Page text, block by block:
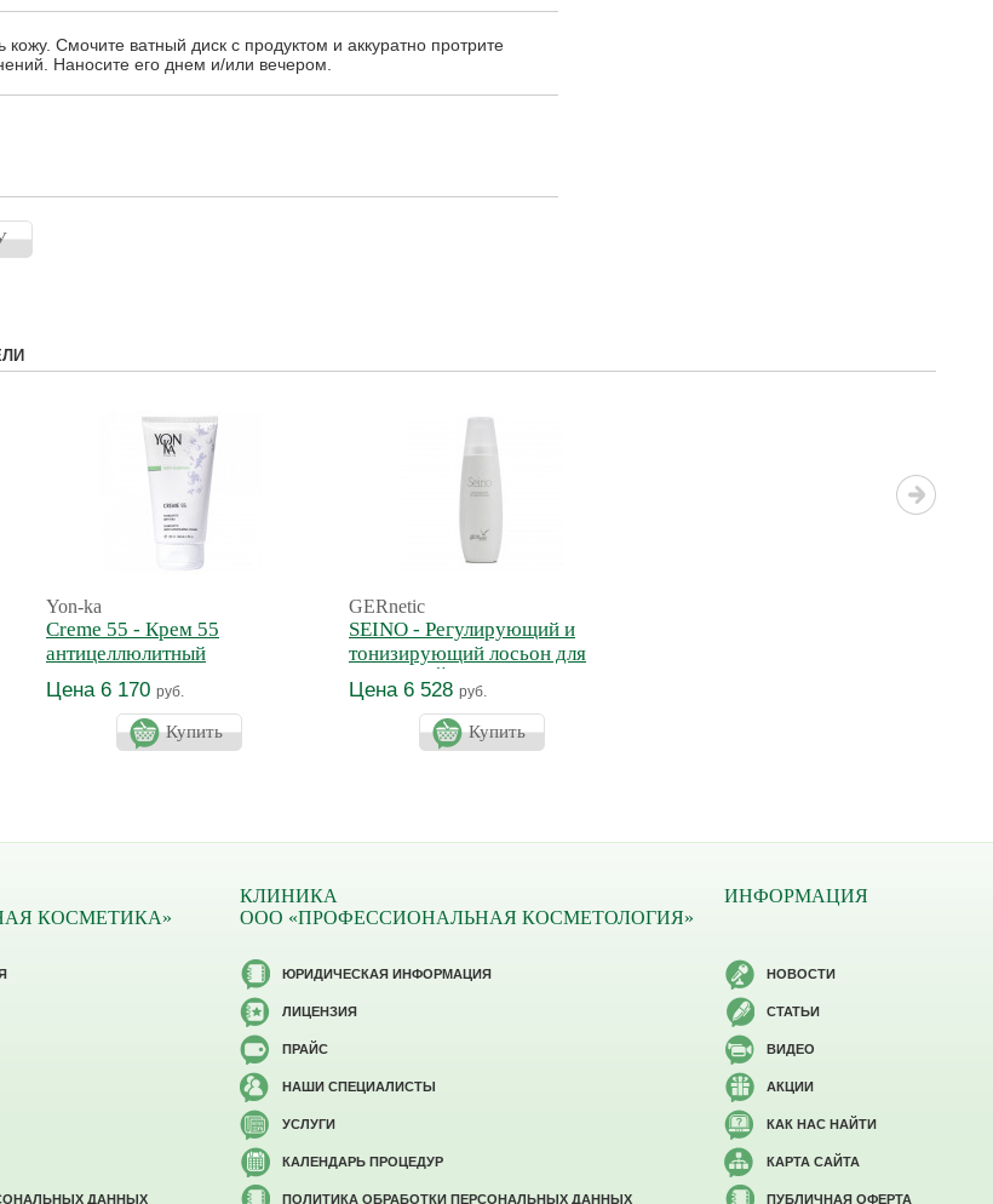
Смочите ватный диск с продуктом и аккуратно протрите
Наносите его днем и/или вечером.
Yon-ka
Creme 55 - Крем 55
антицеллюлитный
Цена 6 170 руб.
Купить
GERnetic
SEINO - Регулирующий и
тонизирующий лосьон для
бюста СЕЙНО
Цена 6 528 руб.
Купить
КОСМЕТИКА»
ДАННЫХ
КЛИНИКА
ООО «ПРОФЕССИОНАЛЬНАЯ КОСМЕТОЛОГИЯ»
ЮРИДИЧЕСКАЯ ИНФОРМАЦИЯ
ЛИЦЕНЗИЯ
ПРАЙС
НАШИ СПЕЦИАЛИСТЫ
УСЛУГИ
КАЛЕНДАРЬ ПРОЦЕДУР
ПОЛИТИКА ОБРАБОТКИ ПЕРСОНАЛЬНЫХ ДАННЫХ
ИНФОРМАЦИЯ
НОВОСТИ
СТАТЬИ
ВИДЕО
АКЦИИ
КАК НАС НАЙТИ
КАРТА САЙТА
ПУБЛИЧНАЯ ОФЕРТА